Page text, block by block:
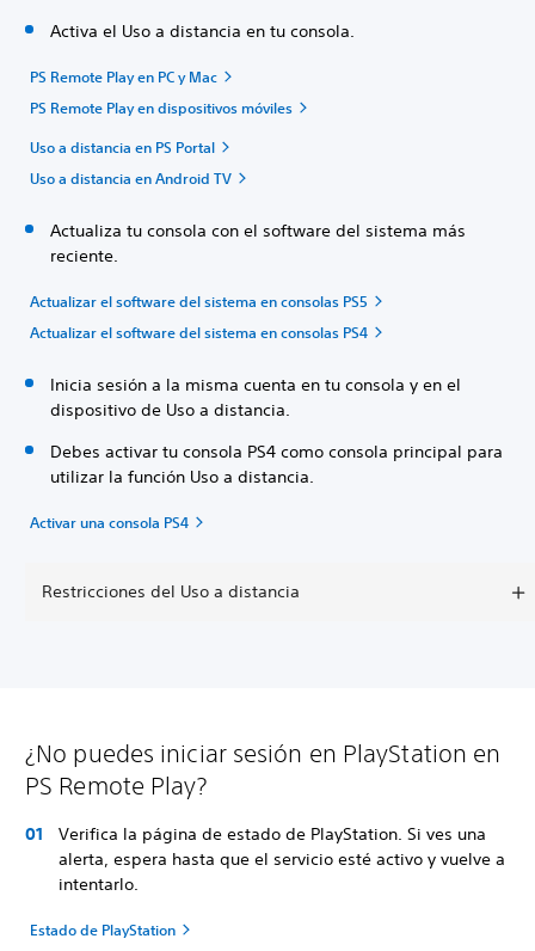
Activa el Uso a distancia en tu consola.
PS Remote Play en PC y Mac
PS Remote Play en dispositivos móviles
Uso a distancia en PS Portal
Uso a distancia en Android TV
Actualiza tu consola con el software del sistema más
reciente.
Actualizar el software del sistema en consolas PS5
Actualizar el software del sistema en consolas PS4
Inicia sesión a la misma cuenta en tu consola y en el
dispositivo de Uso a distancia.
Debes activar tu consola PS4 como consola principal para
utilizar la función Uso a distancia.
Activar una consola PS4
Restricciones del Uso a distancia
¿No puedes iniciar sesión en PlayStation en
PS Remote Play?
Verifica la página de estado de PlayStation. Si ves una
alerta, espera hasta que el servicio esté activo y vuelve a
intentarlo.
Estado de PlayStation